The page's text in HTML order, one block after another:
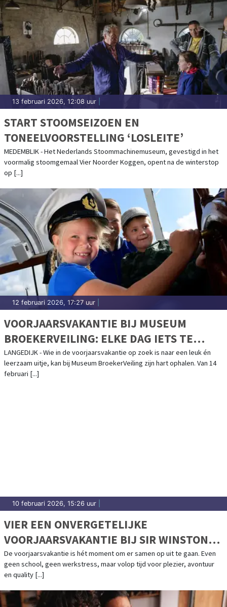
13 februari 2026, 12:08 uur
START STOOMSEIZOEN EN
TONEELVOORSTELLING ‘LOSLEITE’
MEDEMBLIK - Het Nederlands Stoommachinemuseum, gevestigd in het
voormalig stoomgemaal Vier Noorder Koggen, opent na de winterstop
op [...]
12 februari 2026, 17:27 uur
VOORJAARSVAKANTIE BIJ MUSEUM
BROEKERVEILING: ELKE DAG IETS TE
BELEVEN!
LANGEDIJK - Wie in de voorjaarsvakantie op zoek is naar een leuk én
leerzaam uitje, kan bij Museum BroekerVeiling zijn hart ophalen. Van 14
februari [...]
10 februari 2026, 15:26 uur
VIER EEN ONVERGETELIJKE
VOORJAARSVAKANTIE BIJ SIR WINSTON
FUN & GAMES!
De voorjaarsvakantie is hét moment om er samen op uit te gaan. Even
geen school, geen werkstress, maar volop tijd voor plezier, avontuur
en quality [...]